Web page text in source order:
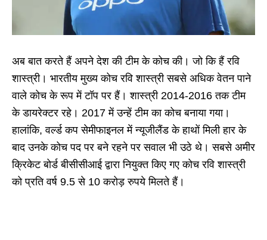
अब बात करते हैं अपने देश की टीम के कोच की। जो कि हैं रवि
शास्त्री। भारतीय मुख्य कोच रवि शास्त्री सबसे अधिक वेतन पाने
वाले कोच के रूप में टॉप पर हैं। शास्त्री 2014-2016 तक टीम
के डायरेक्टर रहे। 2017 में उन्हें टीम का कोच बनाया गया।
हालांकि, वर्ल्ड कप सेमीफाइनल में न्यूजीलैंड के हाथों मिली हार के
बाद उनके कोच पद पर बने रहने पर सवाल भी उठे थे। सबसे अमीर
क्रिकेट बोर्ड बीसीसीआई द्वारा नियुक्त किए गए कोच रवि शास्त्री
को प्रति वर्ष 9.5 से 10 करोड़ रुपये मिलते हैं।